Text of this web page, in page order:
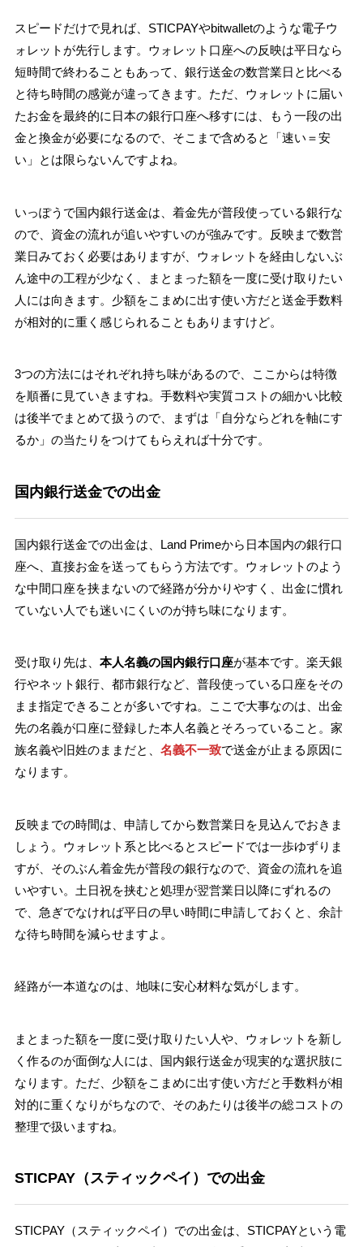
スピードだけで見れば、STICPAYやbitwalletのような電子ウ
ォレットが先行します。ウォレット口座への反映は平日なら
短時間で終わることもあって、銀行送金の数営業日と比べる
と待ち時間の感覚が違ってきます。ただ、ウォレットに届い
たお金を最終的に日本の銀行口座へ移すには、もう一段の出
金と換金が必要になるので、そこまで含めると「速い＝安
い」とは限らないんですよね。
いっぽうで国内銀行送金は、着金先が普段使っている銀行な
ので、資金の流れが追いやすいのが強みです。反映まで数営
業日みておく必要はありますが、ウォレットを経由しないぶ
ん途中の工程が少なく、まとまった額を一度に受け取りたい
人には向きます。少額をこまめに出す使い方だと送金手数料
が相対的に重く感じられることもありますけど。
3つの方法にはそれぞれ持ち味があるので、ここからは特徴
を順番に見ていきますね。手数料や実質コストの細かい比較
は後半でまとめて扱うので、まずは「自分ならどれを軸にす
るか」の当たりをつけてもらえれば十分です。
国内銀行送金での出金
国内銀行送金での出金は、Land Primeから日本国内の銀行口
座へ、直接お金を送ってもらう方法です。ウォレットのよう
な中間口座を挟まないので経路が分かりやすく、出金に慣れ
ていない人でも迷いにくいのが持ち味になります。
受け取り先は、 本人名義の国内銀行口座が基本です。楽天銀
行やネット銀行、都市銀行など、普段使っている口座をその
まま指定できることが多いですね。ここで大事なのは、出金
先の名義が口座に登録した本人名義とそろっていること。家
族名義や旧姓のままだと、 名義不一致で送金が止まる原因に
なります。
反映までの時間は、申請してから数営業日を見込んでおきま
しょう。ウォレット系と比べるとスピードでは一歩ゆずりま
すが、そのぶん着金先が普段の銀行なので、資金の流れを追
いやすい。土日祝を挟むと処理が翌営業日以降にずれるの
で、急ぎでなければ平日の早い時間に申請しておくと、余計
な待ち時間を減らせますよ。
経路が一本道なのは、地味に安心材料な気がします。
まとまった額を一度に受け取りたい人や、ウォレットを新し
く作るのが面倒な人には、国内銀行送金が現実的な選択肢に
なります。ただ、少額をこまめに出す使い方だと手数料が相
対的に重くなりがちなので、そのあたりは後半の総コストの
整理で扱いますね。
STICPAY（スティックペイ）での出金
STICPAY（スティックペイ）での出金は、STICPAYという電